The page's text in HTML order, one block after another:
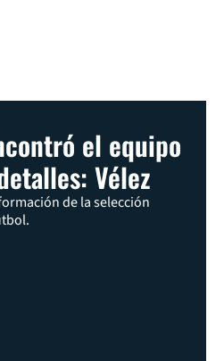
el equipo
Vélez
de la selección